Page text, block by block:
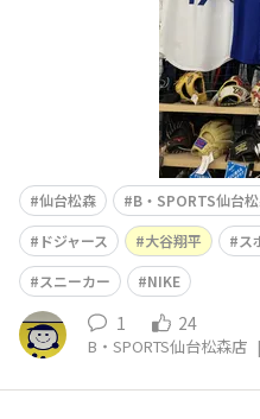
仙台松森 B・SPORTS仙台
ドジャース
大谷翔平 ス
スニーカー
NIKE
1 24
B・SPORTS仙台松森店 |